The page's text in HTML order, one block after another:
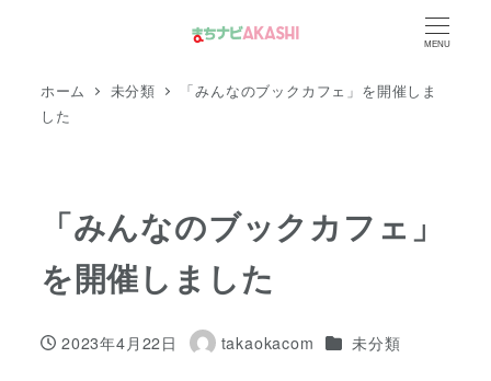
MENU
ホーム 未分類
「みんなのブックカフェ」を開催しま
した
「みんなのブックカフェ」
を開催しました
投稿日
2023年4月22日
著
takaokacom カテゴリー
未分類